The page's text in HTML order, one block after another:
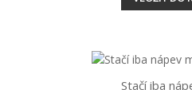
Stačí iba